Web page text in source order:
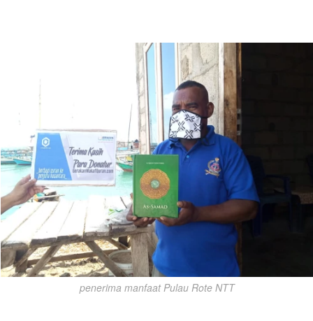
penerima manfaat Pulau Rote NTT